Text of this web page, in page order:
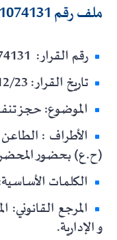
ملف رقم 1074131 قرار بتاريخ 23-12-2015
رقم القرار: 1074131
تاريخ القرار: 2015/12/23
الموضوع: حجز
الأطراف:
(ح.ع) بحضور
الكلمات
و الإدارية.